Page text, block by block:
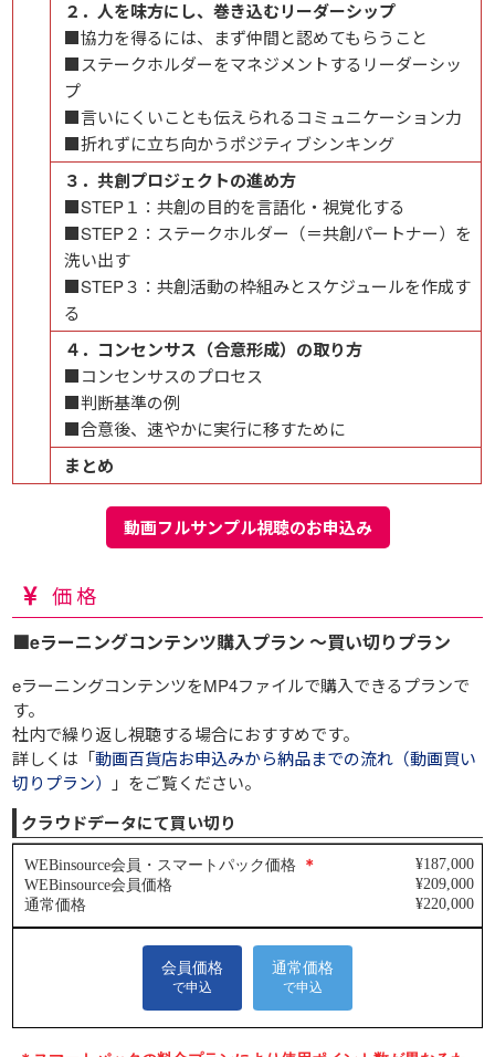
２．人を味方にし、巻き込むリーダーシップ
■協力を得るには、まず仲間と認めてもらうこと
■ステークホルダーをマネジメントするリーダーシッ
プ
■言いにくいことも伝えられるコミュニケーション力
■折れずに立ち向かうポジティブシンキング
３．共創プロジェクトの進め方
■STEP１：共創の目的を言語化・視覚化する
■STEP２：ステークホルダー（＝共創パートナー）を
洗い出す
■STEP３：共創活動の枠組みとスケジュールを作成す
る
４．コンセンサス（合意形成）の取り方
■コンセンサスのプロセス
■判断基準の例
■合意後、速やかに実行に移すために
まとめ
動画フルサンプル視聴のお申込み
価格
■eラーニングコンテンツ購入プラン ～買い切りプラン
eラーニングコンテンツをMP4ファイルで購入できるプランで
す。
社内で繰り返し視聴する場合におすすめです。
詳しくは「動画百貨店お申込みから納品までの流れ（動画買い
切りプラン）
」をご覧ください。
クラウドデータにて買い切り